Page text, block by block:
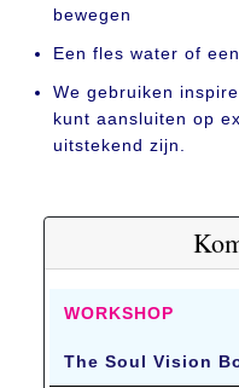
bewegen
Een fles water of
We gebruiken
kunt aansluiten op
uitstekend zijn.
WORKSHOP
The Soul Vision